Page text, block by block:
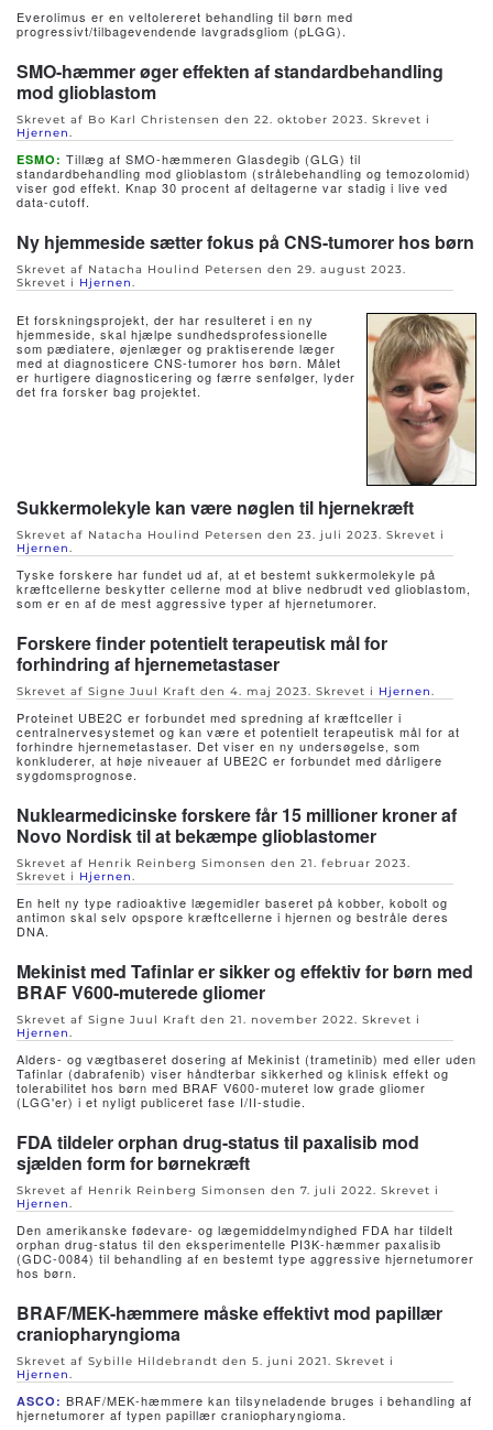
Everolimus er en veltolereret behandling til børn med
progressivt/tilbagevendende lavgradsgliom (pLGG).
SMO-hæmmer øger effekten af standardbehandling
mod glioblastom
Skrevet af Bo Karl Christensen den 22. oktober 2023. Skrevet i
Hjernen.
ESMO: Tillæg af SMO-hæmmeren Glasdegib (GLG) til
standardbehandling mod glioblastom (strålebehandling og temozolomid)
viser god effekt. Knap 30 procent af deltagerne var stadig i live ved
data-cutoff.
Ny hjemmeside sætter fokus på CNS-tumorer hos børn
Skrevet af Natacha Houlind Petersen den 29. august 2023.
Skrevet i Hjernen.
Et forskningsprojekt, der har resulteret i en ny
hjemmeside, skal hjælpe sundhedsprofessionelle
som pædiatere, øjenlæger og praktiserende læger
med at diagnosticere CNS-tumorer hos børn. Målet
er hurtigere diagnosticering og færre senfølger, lyder
det fra forsker bag projektet.
Sukkermolekyle kan være nøglen til hjernekræft
Skrevet af Natacha Houlind Petersen den 23. juli 2023. Skrevet i
Hjernen.
Tyske forskere har fundet ud af, at et bestemt sukkermolekyle på
kræftcellerne beskytter cellerne mod at blive nedbrudt ved glioblastom,
som er en af de mest aggressive typer af hjernetumorer.
Forskere finder potentielt terapeutisk mål for
forhindring af hjernemetastaser
Skrevet af Signe Juul Kraft den 4. maj 2023. Skrevet i Hjernen.
Proteinet UBE2C er forbundet med spredning af kræftceller i
centralnervesystemet og kan være et potentielt terapeutisk mål for at
forhindre hjernemetastaser. Det viser en ny undersøgelse, som
konkluderer, at høje niveauer af UBE2C er forbundet med dårligere
sygdomsprognose.
Nuklearmedicinske forskere får 15 millioner kroner af
Novo Nordisk til at bekæmpe glioblastomer
Skrevet af Henrik Reinberg Simonsen den 21. februar 2023.
Skrevet i Hjernen.
En helt ny type radioaktive lægemidler baseret på kobber, kobolt og
antimon skal selv opspore kræftcellerne i hjernen og bestråle deres
DNA.
Mekinist med Tafinlar er sikker og effektiv for børn med
BRAF V600-muterede gliomer
Skrevet af Signe Juul Kraft den 21. november 2022. Skrevet i
Hjernen.
Alders- og vægtbaseret dosering af Mekinist (trametinib) med eller uden
Tafinlar (dabrafenib) viser håndterbar sikkerhed og klinisk effekt og
tolerabilitet hos børn med BRAF V600-muteret low grade gliomer
(LGG'er) i et nyligt publiceret fase I/II-studie.
FDA tildeler orphan drug-status til paxalisib mod
sjælden form for børnekræft
Skrevet af Henrik Reinberg Simonsen den 7. juli 2022. Skrevet i
Hjernen.
Den amerikanske fødevare- og lægemiddelmyndighed FDA har tildelt
orphan drug-status til den eksperimentelle PI3K-hæmmer paxalisib
(GDC-0084) til behandling af en bestemt type aggressive hjernetumorer
hos børn.
BRAF/MEK-hæmmere måske effektivt mod papillær
craniopharyngioma
Skrevet af Sybille Hildebrandt den 5. juni 2021. Skrevet i
Hjernen.
ASCO: BRAF/MEK-hæmmere kan tilsyneladende bruges i behandling af
hjernetumorer af typen papillær craniopharyngioma.